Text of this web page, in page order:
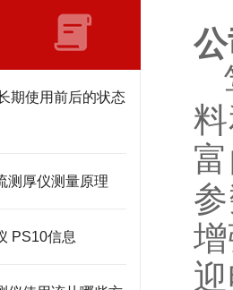
期使用前后的状态
测厚仪测量原理
PS10信息